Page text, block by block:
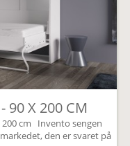
90 X 200 CM
200 cm Invento sengen
den er svaret på